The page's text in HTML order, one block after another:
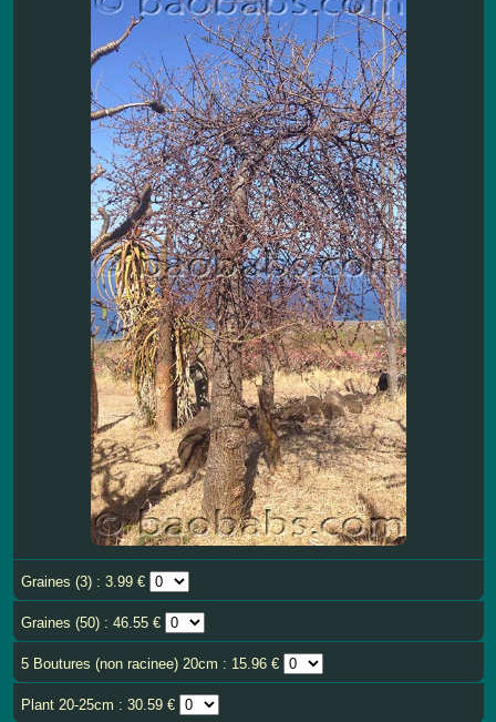
Graines (3) : 3.99 €
Graines (50) : 46.55 €
5 Boutures (non racinee) 20cm : 15.96 €
Plant 20-25cm : 30.59 €